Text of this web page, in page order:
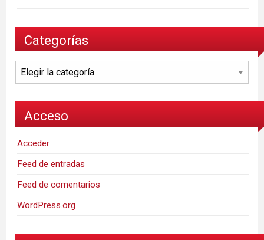
Categorías
Categorías
Acceso
Acceder
Feed de entradas
Feed de comentarios
WordPress.org